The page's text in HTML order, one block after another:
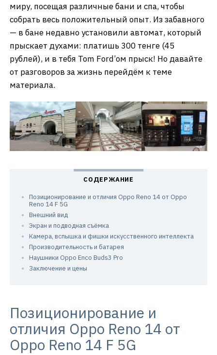
миру, посещая различные бани и спа, чтобы
собрать весь положительный опыт. Из забавного
— в бане недавно установили автомат, который
прыскает духами: платишь 300 тенге (45
рублей), и в тебя Tom Ford’ом прыск! Но давайте
от разговоров за жизнь перейдём к теме
материала.
Позиционирование и отличия Oppo Reno 14 от Oppo
Reno 14 F 5G
Внешний вид
Экран и подводная съёмка
Камера, вспышка и фишки искусственного интеллекта
Производительность и батарея
Наушники Oppo Enco Buds3 Pro
Заключение и цены
Позиционирование и
отличия Oppo Reno 14 от
Oppo Reno 14 F 5G